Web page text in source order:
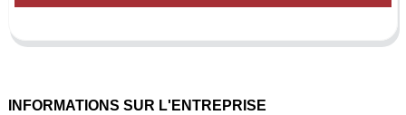
INFORMATIONS SUR L'ENTREPRISE